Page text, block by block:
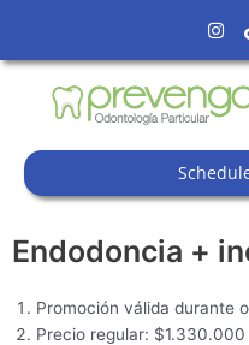
content
Endodoncia +
Promoción válida durante
Precio regular: